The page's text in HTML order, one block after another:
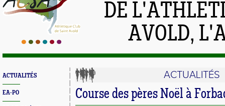
DE
AVOLD,
ACTUALITÉS
EA-PO
ACTUALITÉS
Course des pères Noël à